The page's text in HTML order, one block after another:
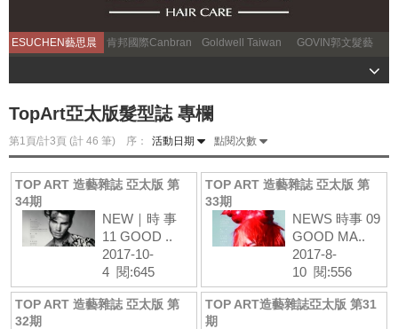
ESUCHEN藝思晨 肯邦國際Canbran Goldwell Taiwan GOVIN郭文髮藝
TopArt亞太版髮型誌 專欄
第1頁/計3頁 (計 46 筆) 序： 活動日期 點閱次數
TOP ART 造藝雜誌 亞太版 第
34期
NEW｜時 事
11 GOOD ..
2017-10-
4 閱:645
TOP ART 造藝雜誌 亞太版 第
33期
NEWS 時事 09
GOOD MA..
2017-8-
10 閱:556
TOP ART 造藝雜誌 亞太版 第
32期
TOP ART造藝雜誌亞太版 第31
期